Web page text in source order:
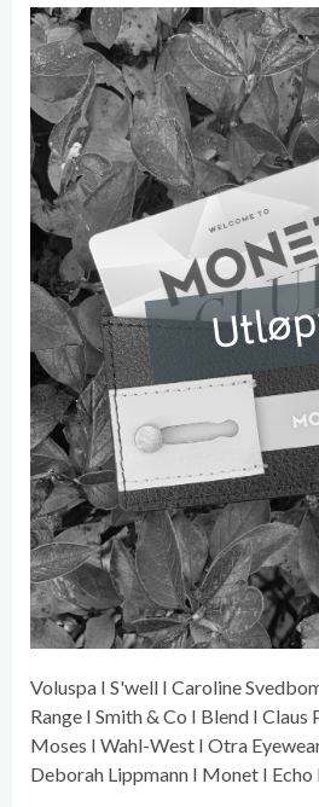
Voluspa I S'well I Caroline
Range I Smith & Co I Blend I
Moses I Wahl-West I Otra
Deborah Lippmann I Monet I Echo